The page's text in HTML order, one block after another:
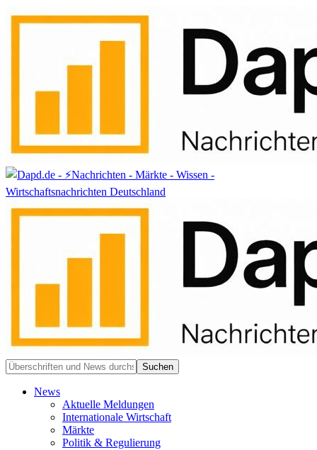
News
Aktuelle Meldungen
Internationale Wirtschaft
Märkte
Politik & Regulierung